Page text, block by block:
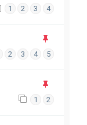
1 2 3 4
2 3 4 5
1 2